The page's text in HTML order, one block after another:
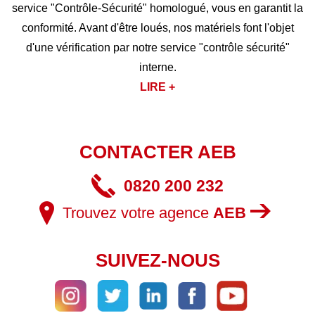
service "Contrôle-Sécurité" homologué, vous en garantit la
conformité. Avant d'être loués, nos matériels font l'objet
d'une vérification par notre service "contrôle sécurité"
interne.
LIRE +
CONTACTER AEB
0820 200 232
Trouvez votre agence AEB
SUIVEZ-NOUS